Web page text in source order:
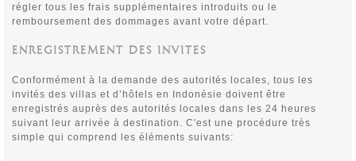
régler tous les frais supplémentaires introduits ou le
remboursement des dommages avant votre départ.
ENREGISTREMENT DES INVITES
Conformément à la demande des autorités locales, tous les
invités des villas et d’hôtels en Indonésie doivent être
enregistrés auprès des autorités locales dans les 24 heures
suivant leur arrivée à destination. C'est une procédure très
simple qui comprend les éléments suivants: